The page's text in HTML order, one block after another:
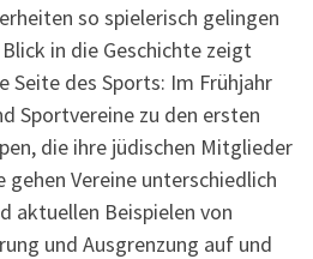
so spielerisch gelingen
in die Geschichte zeigt
Seite des Sports: Im Frühjahr
Sportvereine zu den ersten
die ihre jüdischen Mitglieder
gehen Vereine unterschiedlich
aktuellen Beispielen von
und Ausgrenzung auf und